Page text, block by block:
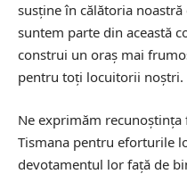
susține în călătoria
suntem parte din această
construi un oraș mai
pentru toți locuitorii noștri.
Ne exprimăm recunoștința
Tismana pentru eforturile
devotamentul lor față de